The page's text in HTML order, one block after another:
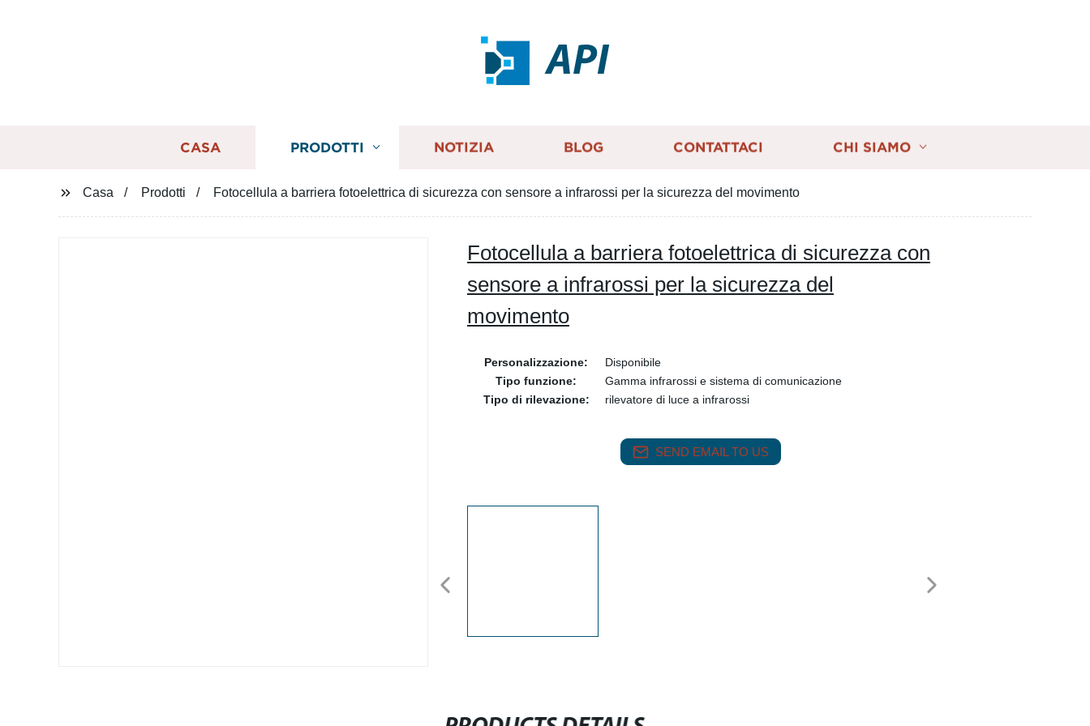
API
CASA PRODOTTI NOTIZIA BLOG CONTATTACI CHI SIAMO
Casa Prodotti Fotocellula a barriera fotoelettrica di sicurezza con sensore a infrarossi per la sicurezza del movimento
Fotocellula a barriera fotoelettrica di sicurezza con
sensore a infrarossi per la sicurezza del
movimento
Personalizzazione:
Disponibile
Tipo funzione:
Gamma infrarossi e sistema di comunicazione
Tipo di rilevazione:
rilevatore di luce a infrarossi
SEND EMAIL TO US